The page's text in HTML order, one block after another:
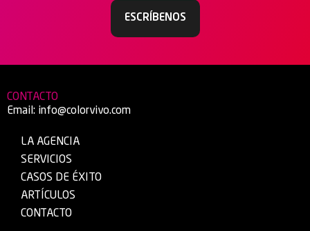
ESCRÍBENOS
CONTACTO
Email: info@colorvivo.com
LA AGENCIA
SERVICIOS
CASOS DE ÉXITO
ARTÍCULOS
CONTACTO